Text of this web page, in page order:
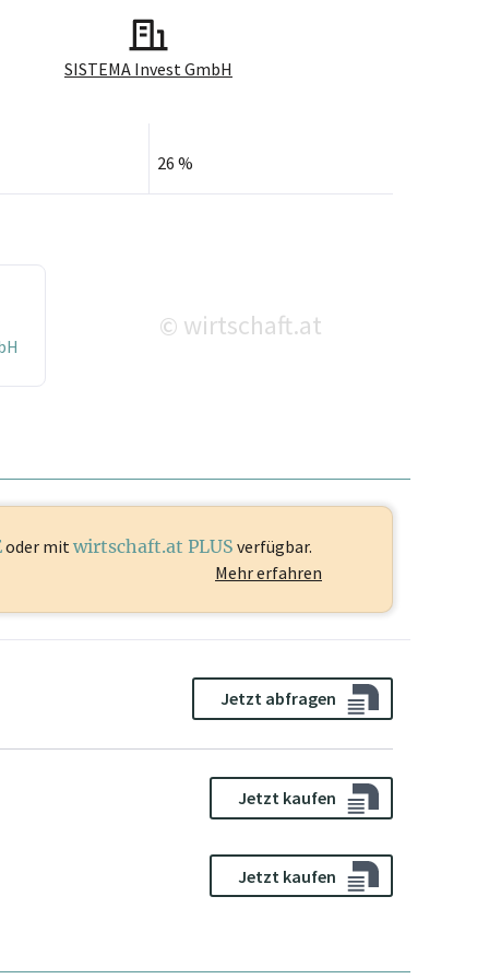
SISTEMA Invest GmbH
26 %
© wirtschaft.at
oder mit wirtschaft.at PLUS verfügbar.
Mehr erfahren
Jetzt abfragen
Jetzt kaufen
Jetzt kaufen